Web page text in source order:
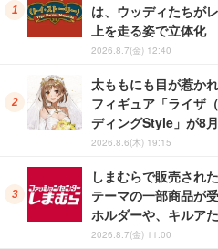
は、ウッディたちが
上を走る姿で立体化
2026.8.7(金) 12:40
太ももにも目が惹か
フィギュア「ライザ
ディングStyle」が8
2026.8.6(木) 19:15
しまむらで販売され
テーマの一部商品が
ホルダーや、キルア
2026.8.7(金) 11:00